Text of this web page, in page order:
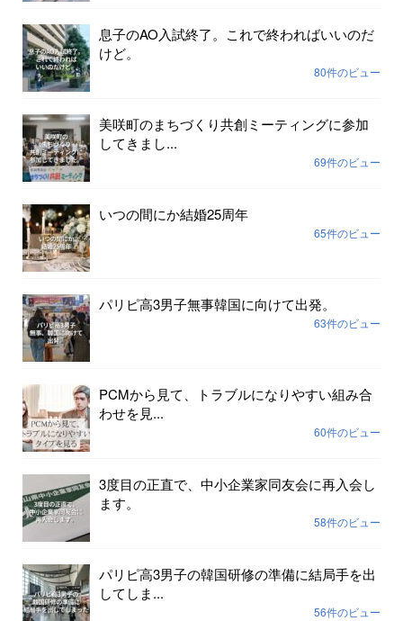
息子のAO入試終了。これで終わればいいのだ
けど。
80件のビュー
美咲町のまちづくり共創ミーティングに参加
してきまし...
69件のビュー
いつの間にか結婚25周年
65件のビュー
パリピ高3男子無事韓国に向けて出発。
63件のビュー
PCMから見て、トラブルになりやすい組み合
わせを見...
60件のビュー
3度目の正直で、中小企業家同友会に再入会し
ます。
58件のビュー
パリピ高3男子の韓国研修の準備に結局手を出
してしま...
56件のビュー